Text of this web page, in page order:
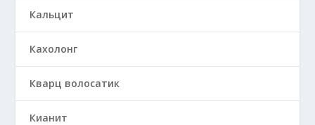
Кальцит
Кахолонг
Кварц волосатик
Кианит